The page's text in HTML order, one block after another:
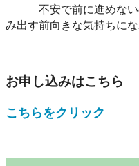
不安で前に進めない
み出す前向きな気持ちにな
お申し込みはこちら
こちらをクリック